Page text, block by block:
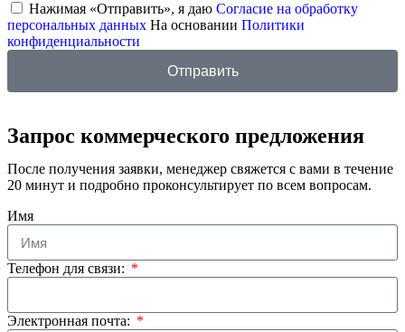
Нажимая «Отправить», я даю Согласие на обработку
персональных данных На основании Политики
конфиденциальности
Отправить
Запрос коммерческого предложения
После получения заявки, менеджер свяжется с вами в течение
20 минут и подробно проконсультирует по всем вопросам.
Имя
Телефон для связи:
Электронная почта: